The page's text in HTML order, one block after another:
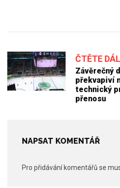
ČTĚTE
Závěrečný
překvapiví
technický
přenosu
NAPSAT KOMENTÁŘ
Pro přidávání komentářů se